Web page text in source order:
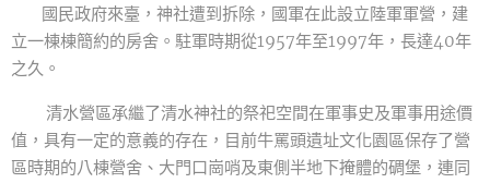
國民政府來臺，神社遭到拆除，國軍在此設立陸軍軍營，建
立一棟棟簡約的房舍。駐軍時期從1957年至1997年，長達40年
之久。
清水營區承繼了清水神社的祭祀空間在軍事史及軍事用途價
值，具有一定的意義的存在，目前牛罵頭遺址文化園區保存了營
區時期的八棟營舍、大門口崗哨及東側半地下掩體的碉堡，連同